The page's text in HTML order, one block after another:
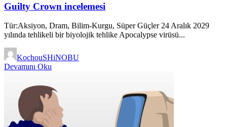
Guilty Crown incelemesi
Tür:Aksiyon, Dram, Bilim-Kurgu, Süper Güçler 24 Aralık 2029
yılında tehlikeli bir biyolojik tehlike Apocalypse virüsü...
KochouSHiNOBU
Devamını Oku